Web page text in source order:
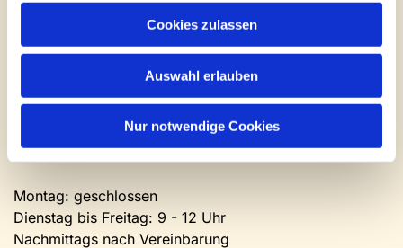
Cookies zulassen
Auswahl erlauben
Nur notwendige Cookies
Brockhagener Straße 28 | 33803 Steinhagen
0 52 04 / 36 28
Mail:gemeindeamt@kirche-steinhagen.de
Newsletter abonnieren
Kontakt und Öffnungszeiten
Gemeinde- und Friedhofsamt
Montag: geschlossen
Dienstag bis Freitag: 9 - 12 Uhr
Nachmittags nach Vereinbarung